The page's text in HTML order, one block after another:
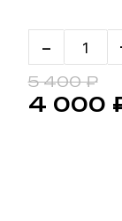
-
4 000
5 400 ₽